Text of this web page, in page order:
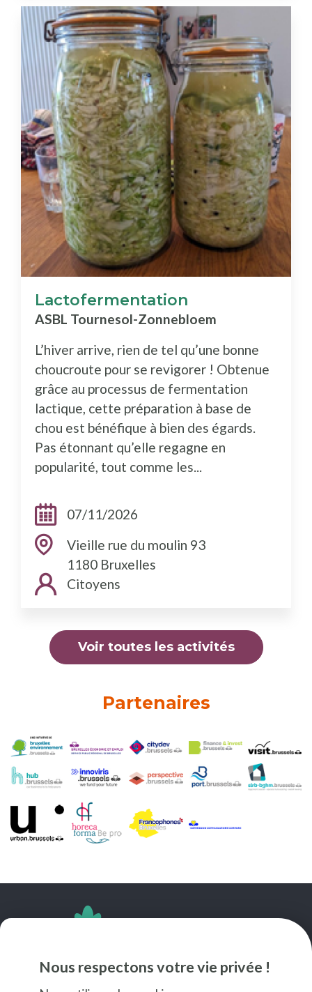
Nous respectons votre vie privée !
Lactofermentation
ASBL Tournesol-Zonnebloem
L’hiver arrive, rien de tel qu’une bonne
choucroute pour se revigorer ! Obtenue
grâce au processus de fermentation
lactique, cette préparation à base de
chou est bénéfique à bien des égards.
Pas étonnant qu’elle regagne en
popularité, tout comme les...
Dates:07/11/2026
Adresse:Vieille rue du moulin 93
1180 Bruxelles
Public cible:
Citoyens
Voir toutes les activités
Partenaires